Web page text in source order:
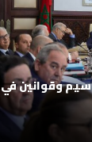
وقوانين في